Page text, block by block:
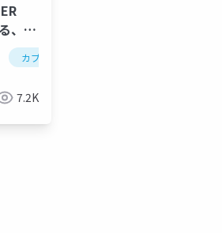
engine
、製
クニ
ジニ
メン
カプコン
7.2K